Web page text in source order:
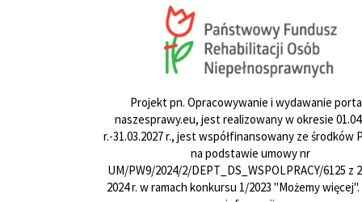
Projekt pn. Opracowywanie i wydawanie
naszesprawy.eu, jest realizowany w okresie
r.-31.03.2027 r., jest współfinansowany ze środków
na podstawie umowy nr
UM/PW9/2024/2/DEPT_DS_WSPOLPRACY/6125 z
2024 r. w ramach konkursu 1/2023 "Możemy więcej".